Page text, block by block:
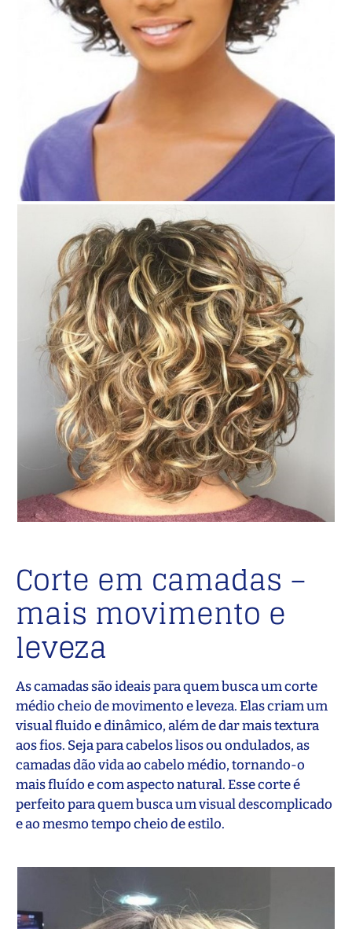
Corte em camadas –
mais movimento e
leveza
As camadas são ideais para quem busca um corte
médio cheio de movimento e leveza. Elas criam um
visual fluido e dinâmico, além de dar mais textura
aos fios. Seja para cabelos lisos ou ondulados, as
camadas dão vida ao cabelo médio, tornando-o
mais fluído e com aspecto natural. Esse corte é
perfeito para quem busca um visual descomplicado
e ao mesmo tempo cheio de estilo.